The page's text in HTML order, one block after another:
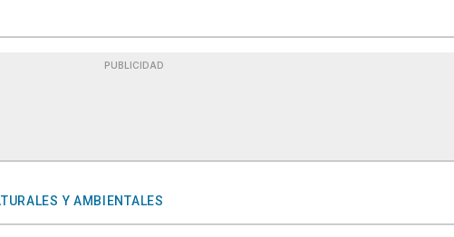
PUBLICIDAD
Y AMBIENTALES